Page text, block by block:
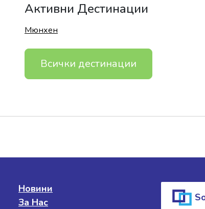
Активни Дестинации
Мюнхен
Всички дестинации
Новини
За Нас